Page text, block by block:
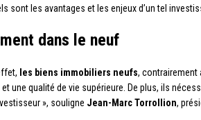
sont les avantages et les enjeux d’un tel
dans le neuf
les biens immobiliers neufs, contrairement
qualité de vie supérieure. De plus, ils
», souligne Jean-Marc Torrollion,